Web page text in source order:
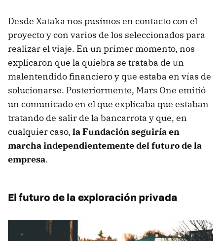
Desde Xataka nos pusimos en contacto con el
proyecto y con varios de los seleccionados para
realizar el viaje. En un primer momento, nos
explicaron que la quiebra se trataba de un
malentendido financiero y que estaba en vías de
solucionarse. Posteriormente, Mars One emitió
un comunicado en el que explicaba que estaban
tratando de salir de la bancarrota y que, en
cualquier caso, la Fundación seguiría en
marcha independientemente del futuro de la
empresa.
El futuro de la exploración privada